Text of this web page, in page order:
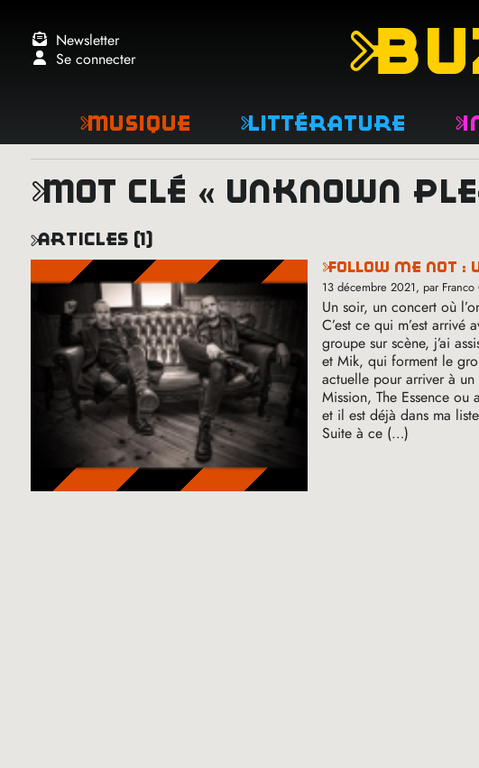
Newsletter
Se connecter
Musique Littérature
mot clé « unknown
articles (1)
follow me not :
13 décembre 2021, par
Un soir, un concert où
C’est ce qui m’est
groupe sur scène, j’ai
et Mik, qui forment le
actuelle pour arriver à un
Mission, The Essence
et il est déjà dans ma
Suite à ce (…)